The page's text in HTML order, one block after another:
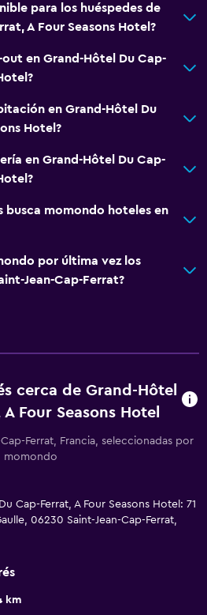
para los huéspedes de
A Four Seasons Hotel?
en Grand-Hôtel Du Cap-
en Grand-Hôtel Du
Hotel?
en Grand-Hôtel Du Cap-
busca momondo hoteles en
por última vez los
Jean-Cap-Ferrat?
cerca de Grand-Hôtel
Four Seasons Hotel
Ferrat, Francia, seleccionadas por
momondo
Cap-Ferrat, A Four Seasons Hotel: 71
06230 Saint-Jean-Cap-Ferrat,
km